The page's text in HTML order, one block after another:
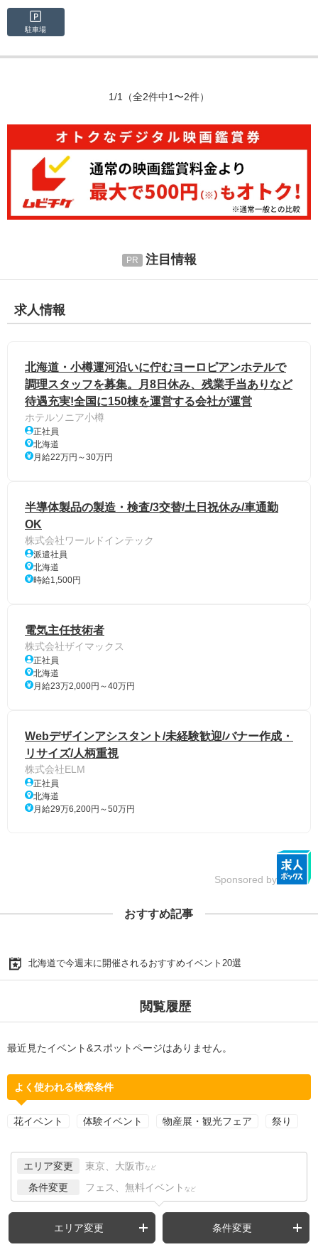
駐車場
1/1 （全2件中1〜2件）
注目情報
求人情報
北海道・小樽運河沿いに佇むヨーロピアンホテルで
調理スタッフを募集。月8日休み、残業手当ありなど
待遇充実!全国に150棟を運営する会社が運営
ホテルソニア小樽
正社員
北海道
月給22万円～30万円
半導体製品の製造・検査/3交替/土日祝休み/車通勤
OK
株式会社ワールドインテック
派遣社員
北海道
時給1,500円
電気主任技術者
株式会社ザイマックス
正社員
北海道
月給23万2,000円～40万円
Webデザインアシスタント/未経験歓迎/バナー作成・
リサイズ/人柄重視
株式会社ELM
正社員
北海道
月給29万6,200円～50万円
Sponsored by
おすすめ記事
北海道で今週末に開催されるおすすめイベント20選
閲覧履歴
最近見たイベント&スポットページはありません。
よく使われる検索条件
花イベント 体験イベント 物産展・観光フェア 祭り
エリア変更 東京、大阪市 など
条件変更 フェス、無料イベント など
エリア変更 条件変更